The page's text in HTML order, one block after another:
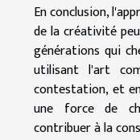
En conclusion,
de la créativité
générations qui
utilisant l'art
contestation, et
une force de
contribuer à la